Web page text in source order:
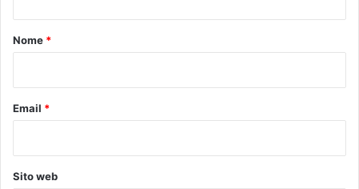
o
Nome *
Email *
Sito web